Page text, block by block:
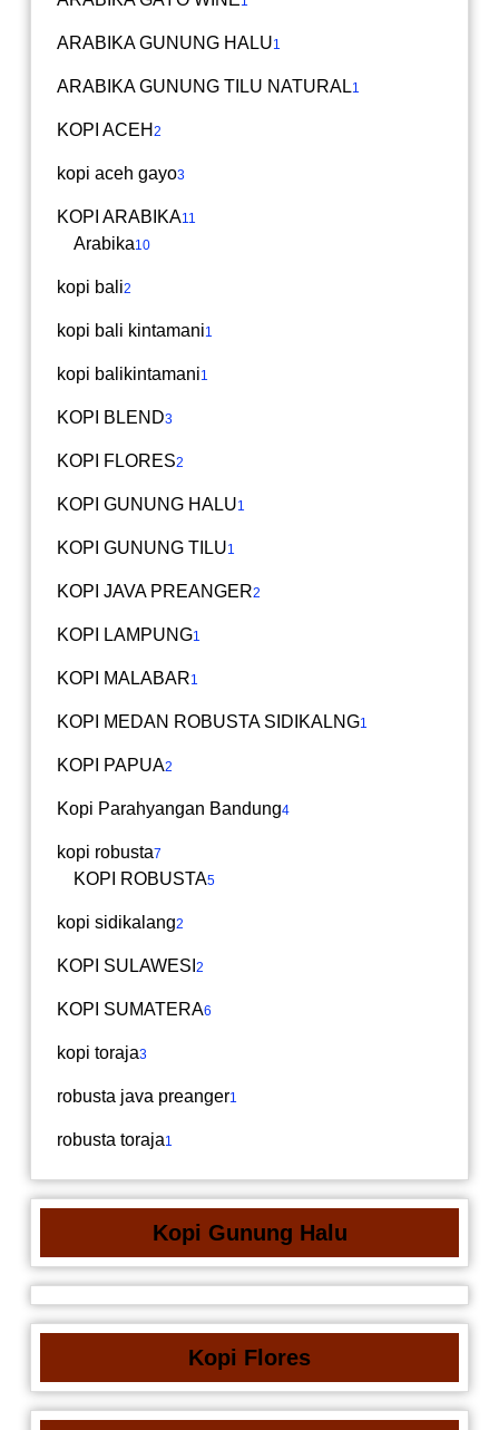
ARABIKA GUNUNG HALU1
ARABIKA GUNUNG TILU NATURAL1
KOPI ACEH 2
kopi aceh gayo3
KOPI ARABIKA11
Arabika10
kopi bali2
kopi bali kintamani1
kopi balikintamani1
KOPI BLEND3
KOPI FLORES2
KOPI GUNUNG HALU1
KOPI GUNUNG TILU1
KOPI JAVA PREANGER2
KOPI LAMPUNG1
KOPI MALABAR1
KOPI MEDAN ROBUSTA SIDIKALNG1
KOPI PAPUA2
Kopi Parahyangan Bandung4
kopi robusta7
KOPI ROBUSTA5
kopi sidikalang2
KOPI SULAWESI 2
KOPI SUMATERA6
kopi toraja3
robusta java preanger1
robusta toraja1
Kopi Gunung Halu
Kopi Flores